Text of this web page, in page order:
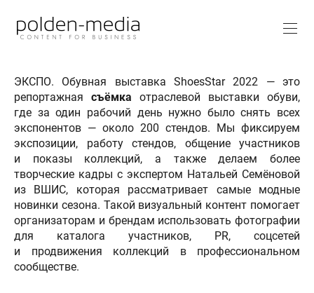
ЭКСПО. Обувная выставка ShoesStar 2022 — это
репортажная съёмка отраслевой выставки обуви,
где за один рабочий день нужно было снять всех
экспонентов — около 200 стендов. Мы фиксируем
экспозиции, работу стендов, общение участников
и показы коллекций, а также делаем более
творческие кадры с экспертом Натальей Семёновой
из ВШИС, которая рассматривает самые модные
новинки сезона. Такой визуальный контент помогает
организаторам и брендам использовать фотографии
для каталога участников, PR, соцсетей
и продвижения коллекций в профессиональном
сообществе.